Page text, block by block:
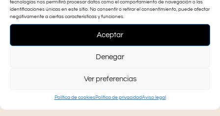
tecnologías nos permitirá procesar datos como el comportamiento de navegación o las
identificaciones únicas en este sitio. No consentir o retirar el consentimiento, puede afectar
negativamente a ciertas características y funciones.
Aceptar
Denegar
Ver preferencias
Política de cookiesPolítica de privacidadAviso legal